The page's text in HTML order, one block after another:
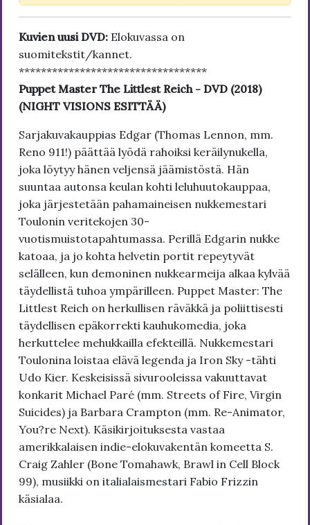
Kuvien uusi DVD: Elokuvassa on
suomitekstit/kannet.
**********************************
Puppet Master The Littlest Reich - DVD (2018)
(NIGHT VISIONS ESITTÄÄ)
Sarjakuvakauppias Edgar (Thomas Lennon, mm.
Reno 911!) päättää lyödä rahoiksi keräilynukella,
joka löytyy hänen veljensä jäämistöstä. Hän
suuntaa autonsa keulan kohti leluhuutokauppaa,
joka järjestetään pahamaineisen nukkemestari
Toulonin veritekojen 30-
vuotismuistotapahtumassa. Perillä Edgarin nukke
katoaa, ja jo kohta helvetin portit repeytyvät
selälleen, kun demoninen nukkearmeija alkaa kylvää
täydellistä tuhoa ympärilleen. Puppet Master: The
Littlest Reich on herkullisen räväkkä ja poliittisesti
täydellisen epäkorrekti kauhukomedia, joka
herkuttelee mehukkailla efekteillä. Nukkemestari
Toulonina loistaa elävä legenda ja Iron Sky -tähti
Udo Kier. Keskeisissä sivurooleissa vakuuttavat
konkarit Michael Paré (mm. Streets of Fire, Virgin
Suicides) ja Barbara Crampton (mm. Re-Animator,
You?re Next). Käsikirjoituksesta vastaa
amerikkalaisen indie-elokuvakentän komeetta S.
Craig Zahler (Bone Tomahawk, Brawl in Cell Block
99), musiikki on italialaismestari Fabio Frizzin
käsialaa.